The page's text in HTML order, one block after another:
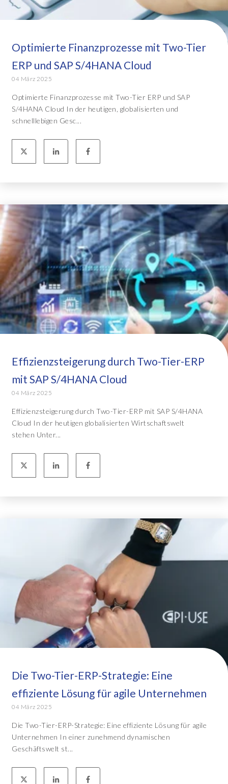
Optimierte Finanzprozesse mit Two-Tier
ERP und SAP S/4HANA Cloud
04 März 2025
Optimierte Finanzprozesse mit Two-Tier ERP und SAP
S/4HANA Cloud In der heutigen, globalisierten und
schnelllebigen Gesc...
Effizienzsteigerung durch Two-Tier-ERP
mit SAP S/4HANA Cloud
04 März 2025
Effizienzsteigerung durch Two-Tier-ERP mit SAP S/4HANA
Cloud In der heutigen globalisierten Wirtschaftswelt
stehen Unter...
Die Two-Tier-ERP-Strategie: Eine
effiziente Lösung für agile Unternehmen
04 März 2025
Die Two-Tier-ERP-Strategie: Eine effiziente Lösung für agile
Unternehmen In einer zunehmend dynamischen
Geschäftswelt st...